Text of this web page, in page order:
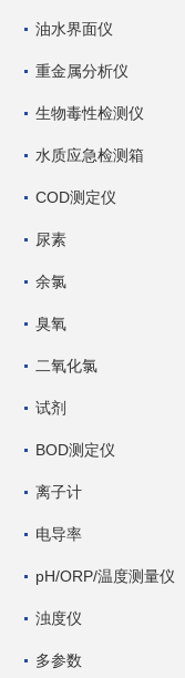
油水界面仪
重金属分析仪
生物毒性检测仪
水质应急检测箱
COD测定仪
尿素
余氯
臭氧
二氧化氯
试剂
BOD测定仪
离子计
电导率
pH/ORP/温度测量仪
浊度仪
多参数